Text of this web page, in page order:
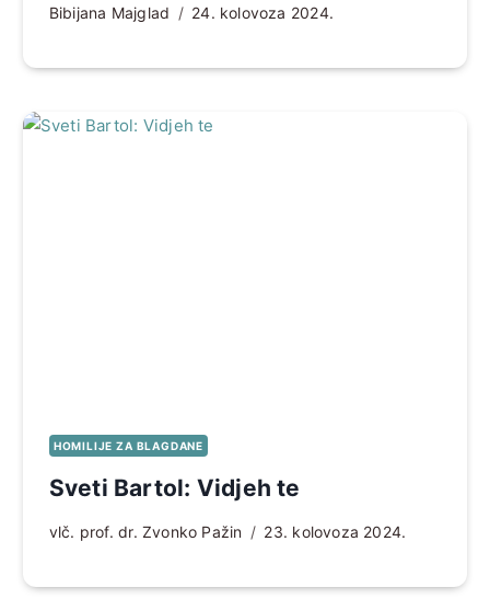
Bibijana Majglad 24. kolovoza 2024.
HOMILIJE ZA BLAGDANE
Sveti Bartol: Vidjeh te
vlč. prof. dr. Zvonko Pažin 23. kolovoza 2024.